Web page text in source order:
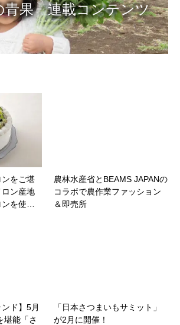
青果 連載コンテンツ
をご堪
ン産地
を使…
農林水産省とBEAMS JAPANの
コラボで農作業ファッション
＆即売所
ンド】5月
堪能「さ
「日本さつまいもサミット」
が2月に開催！